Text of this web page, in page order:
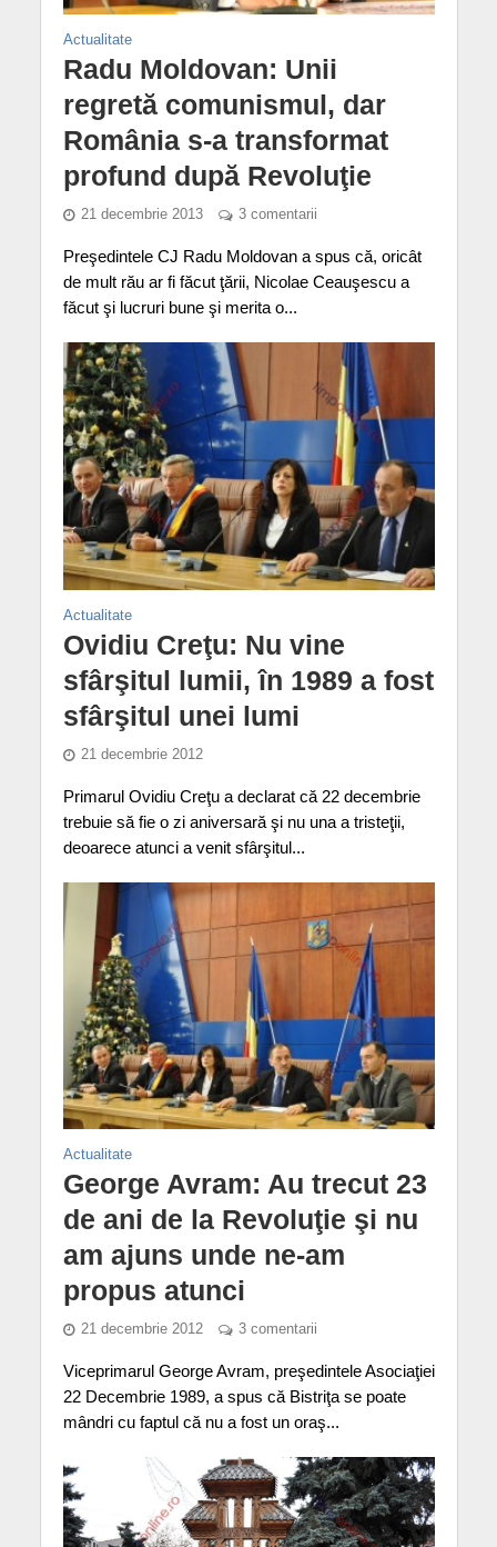
Actualitate
Radu Moldovan: Unii
regretă comunismul, dar
România s-a transformat
profund după Revoluţie
21 decembrie 2013 3 comentarii
Preşedintele CJ Radu Moldovan a spus că, oricât
de mult rău ar fi făcut ţării, Nicolae Ceauşescu a
făcut şi lucruri bune şi merita o...
Actualitate
Ovidiu Creţu: Nu vine
sfârşitul lumii, în 1989 a fost
sfârşitul unei lumi
21 decembrie 2012
Primarul Ovidiu Creţu a declarat că 22 decembrie
trebuie să fie o zi aniversară şi nu una a tristeţii,
deoarece atunci a venit sfârşitul...
Actualitate
George Avram: Au trecut 23
de ani de la Revoluţie şi nu
am ajuns unde ne-am
propus atunci
21 decembrie 2012 3 comentarii
Viceprimarul George Avram, preşedintele Asociaţiei
22 Decembrie 1989, a spus că Bistriţa se poate
mândri cu faptul că nu a fost un oraş...